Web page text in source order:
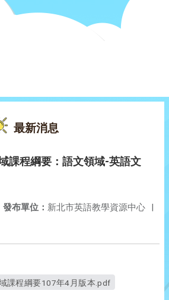
最新消息
課程綱要：語文領域-英語文
發布單位： 新北市英語教學資源中心 |
課程綱要107年4月版本.pdf